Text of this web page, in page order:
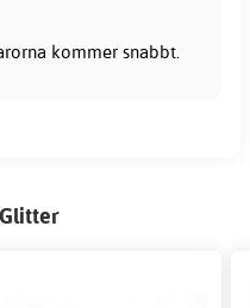
kommer snabbt.